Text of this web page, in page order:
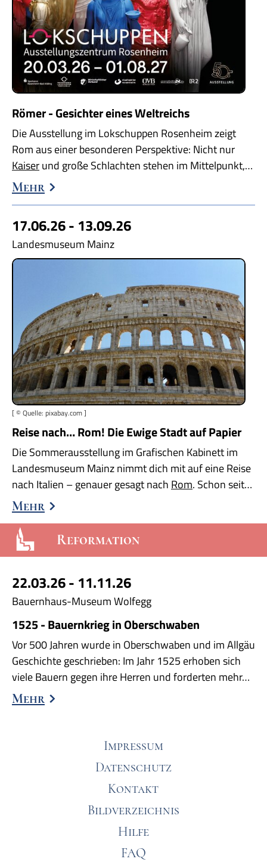
Römer - Gesichter eines Weltreichs
Die Ausstellung im Lokschuppen Rosenheim zeigt
Rom aus einer besonderen Perspektive: Nicht nur
Kaiserund große Schlachten stehen im Mittelpunkt,…
Mehr
17.06.26 - 13.09.26
Landesmuseum Mainz
[ © Quelle: pixabay.com ]
Reise nach… Rom! Die Ewige Stadt auf Papier
Die Sommerausstellung im Grafischen Kabinett im
Landesmuseum Mainz nimmt dich mit auf eine Reise
nach Italien – genauer gesagt nach Rom. Schon seit…
Mehr
Reformation
22.03.26 - 11.11.26
Bauernhaus-Museum Wolfegg
1525 - Bauernkrieg in Oberschwaben
Vor 500 Jahren wurde in Oberschwaben und im Allgäu
Geschichte geschrieben: Im Jahr 1525 erhoben sich
viele Bauern gegen ihre Herren und forderten mehr…
Mehr
Impressum
Datenschutz
Kontakt
Bildverzeichnis
Hilfe
FAQ